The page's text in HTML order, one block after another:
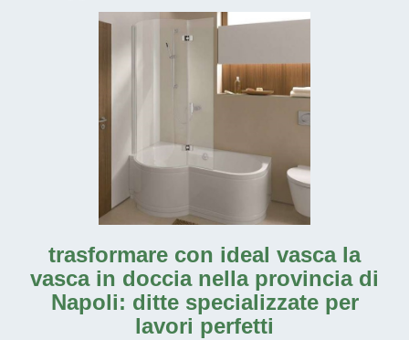
trasformare con ideal vasca la
vasca in doccia nella provincia di
Napoli: ditte specializzate per
lavori perfetti